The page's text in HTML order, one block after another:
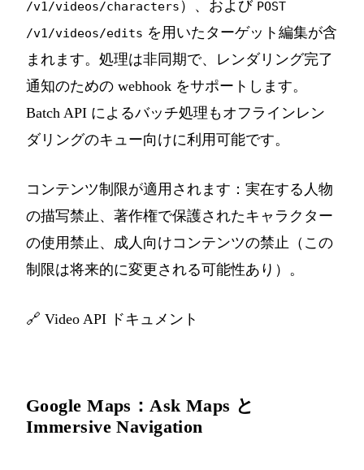
/v1/videos/characters ）、および POST
/v1/videos/edits を用いたターゲット編集が含
まれます。処理は非同期で、レンダリング完了
通知のための webhook をサポートします。
Batch API によるバッチ処理もオフラインレン
ダリングのキュー向けに利用可能です。
コンテンツ制限が適用されます：実在する人物
の描写禁止、著作権で保護されたキャラクター
の使用禁止、成人向けコンテンツの禁止（この
制限は将来的に変更される可能性あり）。
🔗 Video API ドキュメント
Google Maps：Ask Maps と
Immersive Navigation